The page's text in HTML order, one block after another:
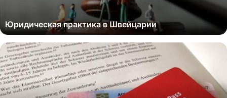
Юридическая практика в Швейцарии